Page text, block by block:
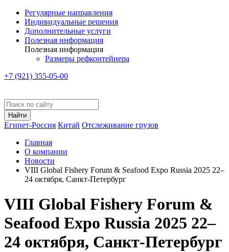
Регулярные направления
Индивидуальные решения
Дополнительные услуги
Полезная информация
Полезная информация
Размеры рефконтейнера
+7 (921) 355-05-00
Найти
Египет-Россия Китай Отслеживание грузов
Главная
О компании
Новости
VIII Global Fishery Forum & Seafood Expo Russia 2025 22–
24 октября, Санкт-Петербург
VIII Global Fishery Forum &
Seafood Expo Russia 2025 22–
24 октября, Санкт-Петербург